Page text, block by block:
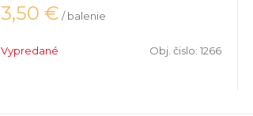
3,50 € / balenie
Vypredané Obj. čislo: 1266